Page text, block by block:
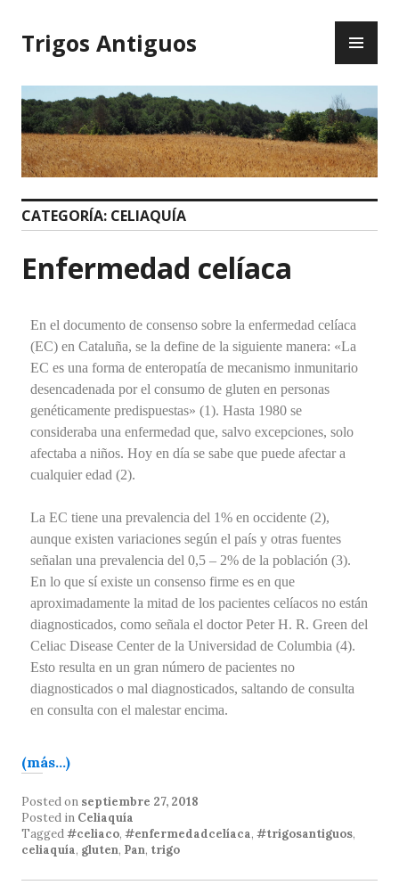
Trigos Antiguos
CATEGORÍA: CELIAQUÍA
Enfermedad celíaca
En el documento de consenso sobre la enfermedad celíaca
(EC) en Cataluña, se la define de la siguiente manera: «La
EC es una forma de enteropatía de mecanismo inmunitario
desencadenada por el consumo de gluten en personas
genéticamente predispuestas» (1). Hasta 1980 se
consideraba una enfermedad que, salvo excepciones, solo
afectaba a niños. Hoy en día se sabe que puede afectar a
cualquier edad (2).
La EC tiene una prevalencia del 1% en occidente (2),
aunque existen variaciones según el país y otras fuentes
señalan una prevalencia del 0,5 – 2% de la población (3).
En lo que sí existe un consenso firme es en que
aproximadamente la mitad de los pacientes celíacos no están
diagnosticados, como señala el doctor Peter H. R. Green del
Celiac Disease Center de la Universidad de Columbia (4).
Esto resulta en un gran número de pacientes no
diagnosticados o mal diagnosticados, saltando de consulta
en consulta con el malestar encima.
(más…)
Posted on septiembre 27, 2018
Posted in Celiaquía
Tagged#celiaco, #enfermedadcelíaca, #trigosantiguos,
celiaquía, gluten, Pan, trigo